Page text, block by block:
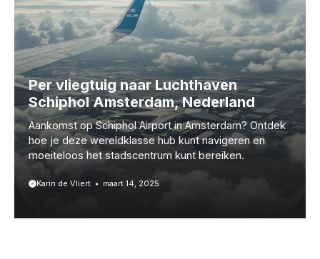
Per vliegtuig naar Luchthaven
Schiphol Amsterdam, Nederland
Aankomst op Schiphol Airport in Amsterdam? Ontdek
hoe je deze wereldklasse hub kunt navigeren en
moeiteloos het stadscentrum kunt bereiken.
Karin de Vliert maart 14, 2025